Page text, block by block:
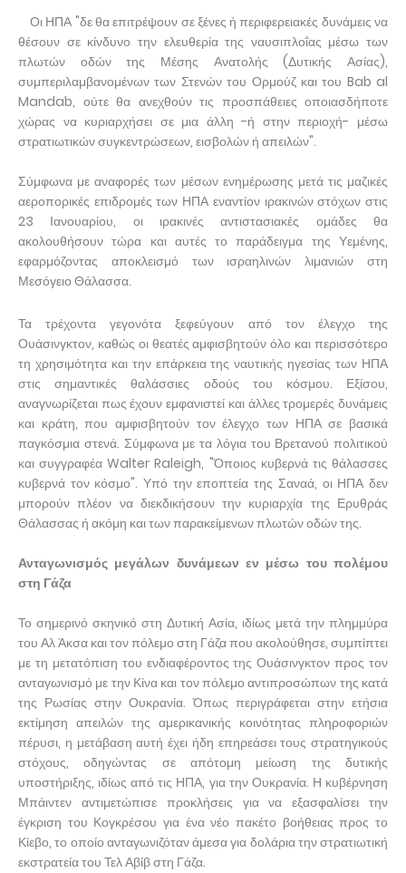
Οι ΗΠΑ "δε θα επιτρέψουν σε ξένες ή περιφερειακές δυνάμεις να
θέσουν σε κίνδυνο την ελευθερία της ναυσιπλοΐας μέσω των
πλωτών οδών της Μέσης Ανατολής (Δυτικής Ασίας),
συμπεριλαμβανομένων των Στενών του Ορμούζ και του Bab al
Mandab, ούτε θα ανεχθούν τις προσπάθειες οποιασδήποτε
χώρας να κυριαρχήσει σε μια άλλη -ή στην περιοχή- μέσω
στρατιωτικών συγκεντρώσεων, εισβολών ή απειλών".
Σύμφωνα με αναφορές των μέσων ενημέρωσης μετά τις μαζικές
αεροπορικές επιδρομές των ΗΠΑ εναντίον ιρακινών στόχων στις
23 Ιανουαρίου, οι ιρακινές αντιστασιακές ομάδες θα
ακολουθήσουν τώρα και αυτές το παράδειγμα της Υεμένης,
εφαρμόζοντας αποκλεισμό των ισραηλινών λιμανιών στη
Μεσόγειο Θάλασσα.
Τα τρέχοντα γεγονότα ξεφεύγουν από τον έλεγχο της
Ουάσινγκτον, καθώς οι θεατές αμφισβητούν όλο και περισσότερο
τη χρησιμότητα και την επάρκεια της ναυτικής ηγεσίας των ΗΠΑ
στις σημαντικές θαλάσσιες οδούς του κόσμου. Εξίσου,
αναγνωρίζεται πως έχουν εμφανιστεί και άλλες τρομερές δυνάμεις
και κράτη, που αμφισβητούν τον έλεγχο των ΗΠΑ σε βασικά
παγκόσμια στενά. Σύμφωνα με τα λόγια του Βρετανού πολιτικού
και συγγραφέα Walter Raleigh, "Όποιος κυβερνά τις θάλασσες
κυβερνά τον κόσμο". Υπό την εποπτεία της Σαναά, οι ΗΠΑ δεν
μπορούν πλέον να διεκδικήσουν την κυριαρχία της Ερυθράς
Θάλασσας ή ακόμη και των παρακείμενων πλωτών οδών της.
Ανταγωνισμός μεγάλων δυνάμεων εν μέσω του πολέμου
στη Γάζα
Το σημερινό σκηνικό στη Δυτική Ασία, ιδίως μετά την πλημμύρα
του Αλ Άκσα και τον πόλεμο στη Γάζα που ακολούθησε, συμπίπτει
με τη μετατόπιση του ενδιαφέροντος της Ουάσινγκτον προς τον
ανταγωνισμό με την Κίνα και τον πόλεμο αντιπροσώπων της κατά
της Ρωσίας στην Ουκρανία. Όπως περιγράφεται στην ετήσια
εκτίμηση απειλών της αμερικανικής κοινότητας πληροφοριών
πέρυσι, η μετάβαση αυτή έχει ήδη επηρεάσει τους στρατηγικούς
στόχους, οδηγώντας σε απότομη μείωση της δυτικής
υποστήριξης, ιδίως από τις ΗΠΑ, για την Ουκρανία. Η κυβέρνηση
Μπάιντεν αντιμετώπισε προκλήσεις για να εξασφαλίσει την
έγκριση του Κογκρέσου για ένα νέο πακέτο βοήθειας προς το
Κίεβο, το οποίο ανταγωνιζόταν άμεσα για δολάρια την στρατιωτική
εκστρατεία του Τελ Αβίβ στη Γάζα.